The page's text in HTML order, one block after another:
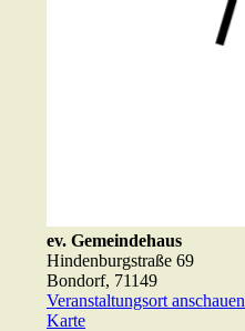
ev. Gemeindehaus
Hindenburgstraße 69
Bondorf, 71149
Veranstaltungsort anschauen
Karteev.